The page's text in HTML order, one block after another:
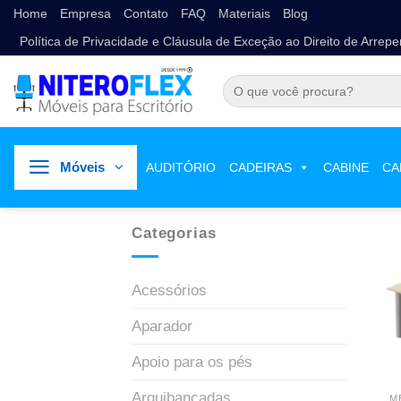
Home Empresa Contato FAQ Materiais Blog
Política de Privacidade e Cláusula de Exceção ao Direito de
Móveis AUDITÓRIO CADEIRAS CABINE
Categorias
Acessórios
Aparador
Apoio para os pés